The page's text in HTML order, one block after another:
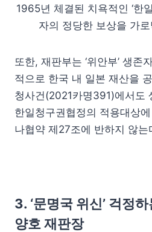
1965년 체결된 치욕적인 ‘한
자의 정당한 보상을 가로
또한, 재판부는 ‘위안부’ 생존
적으로 한국 내 일본 재산을
청사건(2021카명391)에서도
한일청구권협정의 적용대상
나협약 제27조에 반하지 않
3. ‘문명국 위신’ 걱정
양호 재판장